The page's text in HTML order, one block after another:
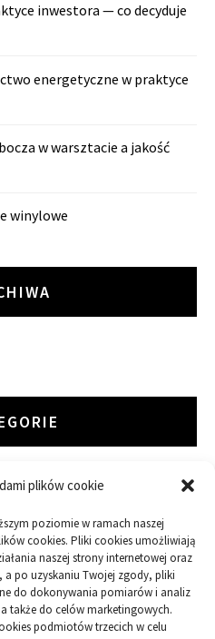
plików cookie
poziomie w ramach naszej
cookies. Pliki cookies umożliwiają
naszej strony internetowej oraz
po uzyskaniu Twojej zgody, pliki
do dokonywania pomiarów i analiz
także do celów marketingowych.
podmiotów trzecich w celu
inwestora — co decyduje
energetyczne w praktyce
w warsztacie a jakość
winylowe